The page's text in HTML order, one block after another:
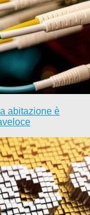
abitazione è